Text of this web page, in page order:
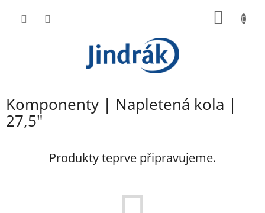
Komponenty | Napletená kola |
27,5"
Produkty teprve připravujeme.